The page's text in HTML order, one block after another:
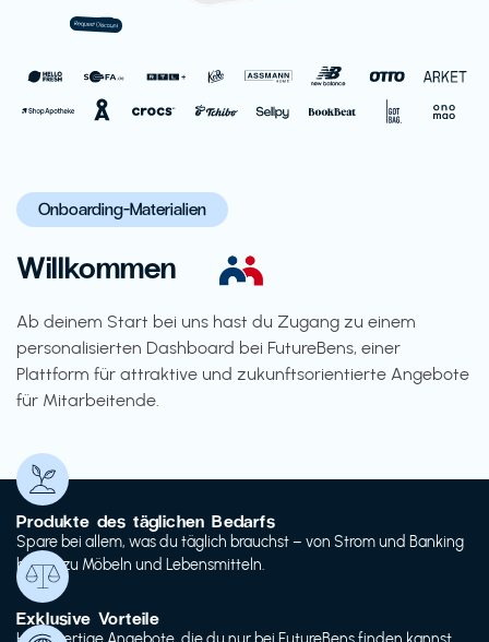
Onboarding-Materialien
Willkommen
Ab deinem Start bei uns hast du Zugang zu einem
personalisierten Dashboard bei FutureBens, einer
Plattform für attraktive und zukunftsorientierte Angebote
für Mitarbeitende.
Produkte des täglichen Bedarfs
Spare bei allem, was du täglich brauchst – von Strom und Banking
bis hin zu Möbeln und Lebensmitteln.
Exklusive Vorteile